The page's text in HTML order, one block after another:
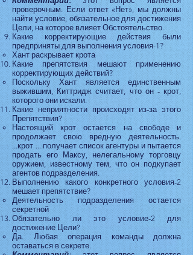
проверочным. Если ответ «Нет», мы должны
найти условие, обязательное для достижения
Цели, на которое влияет Обстоятельство.
Какие корректирующие действия были
предприняты для выполнения условия-1?
Хант раскрывает крота
Какие препятствия мешают применению
корректирующих действий?
Поскольку Хант является единственным
выжившим, Киттридж считает, что он - крот,
которого они искали.
Какие неприятности происходят из-за этого
Препятствия?
Настоящий крот остается на свободе и
продолжает свою вредную деятельность.
...крот ... получает список агентуры и пытается
продать его Максу, нелегальному торговцу
оружием, известному тем, что он подкупает
агентов подразделения.
Выполнению какого конкретного условия-2
мешает препятствие?
Деятельность подразделения остается
секретной
Обязательно ли это условие-2 для
достижение Цели?
Да. Любая операция команды должна
оставаться в секрете.